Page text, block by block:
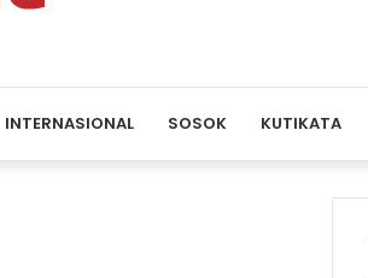
INTERNASIONAL SOSOK KUTIKATA